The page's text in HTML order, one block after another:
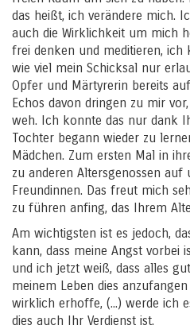
das heißt, ich verändere mich.
auch die Wirklichkeit um mich
frei denken und meditieren, ich
wie viel mein Schicksal nur
Opfer und Märtyrerin bereits
Echos davon dringen zu mir
weh. Ich konnte das nur dank
Tochter begann wieder zu
Mädchen. Zum ersten Mal in
zu anderen Altersgenossen auf
Freundinnen. Das freut mich
zu führen anfing, das Ihrem
Am wichtigsten ist es jedoch,
kann, dass meine Angst vorbei
und ich jetzt weiß, dass alles
meinem Leben dies
wirklich erhoffe, (...) werde ich
dies auch Ihr Verdienst ist.